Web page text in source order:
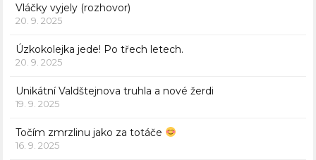
Vláčky vyjely (rozhovor)
20. 9. 2025
Úzkokolejka jede! Po třech letech.
20. 9. 2025
Unikátní Valdštejnova truhla a nové žerdi
19. 9. 2025
Točím zmrzlinu jako za totáče
16. 9. 2025